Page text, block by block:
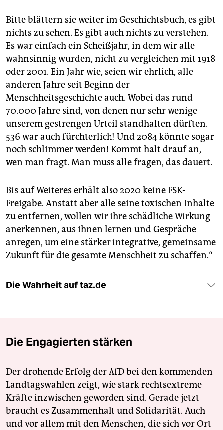
Bitte blättern sie weiter im Geschichtsbuch, es gibt
nichts zu sehen. Es gibt auch nichts zu verstehen.
Es war einfach ein Scheißjahr, in dem wir alle
wahnsinnig wurden, nicht zu vergleichen mit 1918
oder 2001. Ein Jahr wie, seien wir ehrlich, alle
anderen Jahre seit Beginn der
Menschheitsgeschichte auch. Wobei das rund
70.000 Jahre sind, von denen nur sehr wenige
unserem gestrengen Urteil standhalten dürften.
536 war auch fürchterlich! Und 2084 könnte sogar
noch schlimmer werden! Kommt halt drauf an,
wen man fragt. Man muss alle fragen, das dauert.
Bis auf Weiteres erhält also 2020 keine FSK-
Freigabe. Anstatt aber alle seine toxischen Inhalte
zu entfernen, wollen wir ihre schädliche Wirkung
anerkennen, aus ihnen lernen und Gespräche
anregen, um eine stärker integrative, gemeinsame
Zukunft für die gesamte Menschheit zu schaffen.“
Die Wahrheit auf taz.de
Die Engagierten stärken
Der drohende Erfolg der AfD bei den kommenden
Landtagswahlen zeigt, wie stark rechtsextreme
Kräfte inzwischen geworden sind. Gerade jetzt
braucht es Zusammenhalt und Solidarität. Auch
und vor allem mit den Menschen, die sich vor Ort